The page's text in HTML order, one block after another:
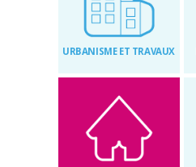
URBANISME ET TRAVAUX